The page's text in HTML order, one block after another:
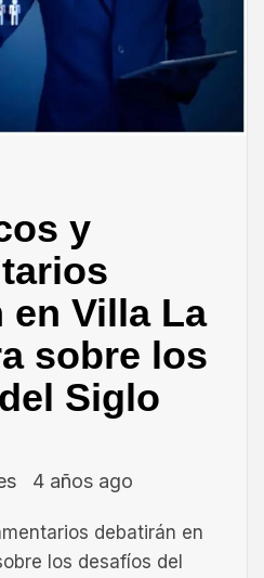
y
en Villa La
sobre los
Siglo
4 años ago
debatirán en
los desafíos del